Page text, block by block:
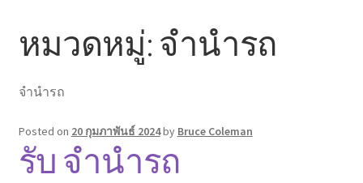
Contact
Welcome to the family!
หมวดหมู่: จำนำรถ
จำนำรถ
Posted on 20 กุมภาพันธ์ 2024by Bruce Coleman
รับ จำนำรถ